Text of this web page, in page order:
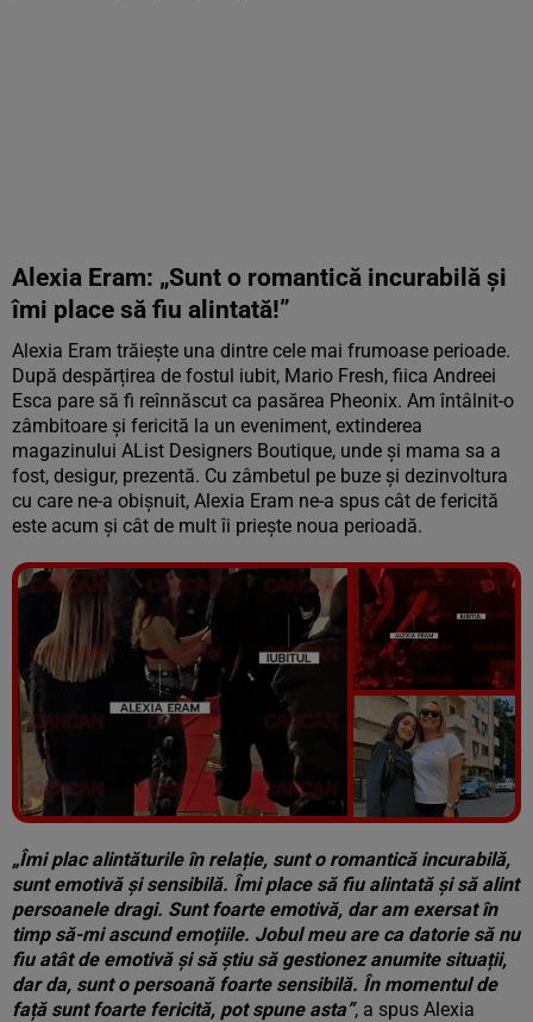
Alexia Eram: „Sunt o romantică incurabilă și
îmi place să fiu alintată!”
Alexia Eram trăiește una dintre cele mai frumoase perioade.
După despărțirea de fostul iubit, Mario Fresh, fiica Andreei
Esca pare să fi reînnăscut ca pasărea Pheonix. Am întâlnit-o
zâmbitoare și fericită la un eveniment, extinderea
magazinului AList Designers Boutique, unde și mama sa a
fost, desigur, prezentă. Cu zâmbetul pe buze și dezinvoltura
cu care ne-a obișnuit, Alexia Eram ne-a spus cât de fericită
este acum și cât de mult îi priește noua perioadă.
Vezi galeria foto
5 poze
„Îmi plac alintăturile în relație, sunt o romantică incurabilă,
sunt emotivă și sensibilă. Îmi place să fiu alintată și să alint
persoanele dragi. Sunt foarte emotivă, dar am exersat în
timp să-mi ascund emoțiile. Jobul meu are ca datorie să nu
fiu atât de emotivă și să știu să gestionez anumite situații,
dar da, sunt o persoană foarte sensibilă. În momentul de
față sunt foarte fericită, pot spune asta”, a spus Alexia